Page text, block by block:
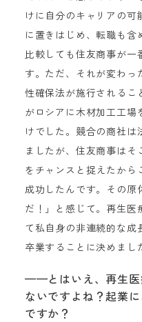
けに自分のキャリアの
に置きはじめ、転職も含
比較しても住友商事が
す。ただ、それが変わっ
性確保法が施行されるこ
がロシアに木材加工工場
けでした。競合の商社は
ましたが、住友商事は
をチャンスと捉えたから
成功したんです。その原
だ！」と感じて。再生医
て私自身の非連続的な成
卒業することに決めまし
——とはいえ、再生医
ないですよね？起業
ですか？